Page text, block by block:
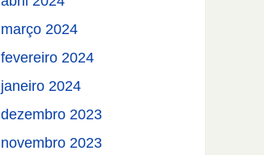
março 2024
fevereiro 2024
janeiro 2024
dezembro 2023
novembro 2023